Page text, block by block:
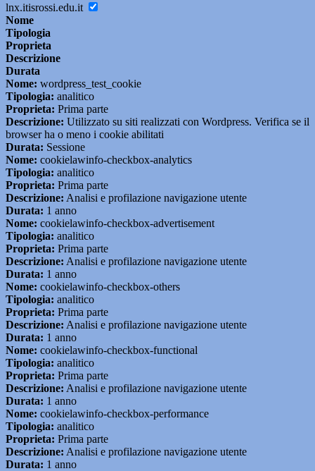
lnx.itisrossi.edu.it
Nome
Tipologia
Proprieta
Descrizione
Durata
Nome: wordpress_test_cookie
Tipologia: analitico
Proprieta: Prima parte
Descrizione: Utilizzato su siti realizzati con Wordpress. Verifica se il
browser ha o meno i cookie abilitati
Durata: Sessione
Nome: cookielawinfo-checkbox-analytics
Tipologia: analitico
Proprieta: Prima parte
Descrizione: Analisi e profilazione navigazione utente
Durata: 1 anno
Nome: cookielawinfo-checkbox-advertisement
Tipologia: analitico
Proprieta: Prima parte
Descrizione: Analisi e profilazione navigazione utente
Durata: 1 anno
Nome: cookielawinfo-checkbox-others
Tipologia: analitico
Proprieta: Prima parte
Descrizione: Analisi e profilazione navigazione utente
Durata: 1 anno
Nome: cookielawinfo-checkbox-functional
Tipologia: analitico
Proprieta: Prima parte
Descrizione: Analisi e profilazione navigazione utente
Durata: 1 anno
Nome: cookielawinfo-checkbox-performance
Tipologia: analitico
Proprieta: Prima parte
Descrizione: Analisi e profilazione navigazione utente
Durata: 1 anno